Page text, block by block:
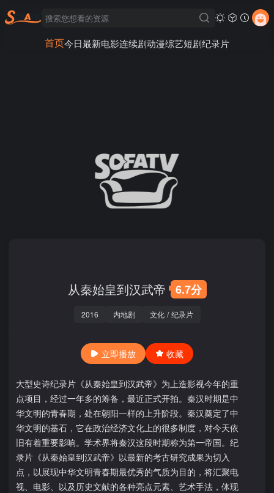
首页今日最新电影连续剧动漫综艺短剧纪录片
从秦始皇到汉武帝 6.7分
2016 内地剧 文化 / 纪录片
立即播放 收藏
大型史诗纪录片《从秦始皇到汉武帝》为上造影视今年的重
点项目，经过一年多的筹备，最近正式开拍。秦汉时期是中
华文明的青春期，处在朝阳一样的上升阶段。秦汉奠定了中
华文明的基石，它在政治经济文化上的很多制度，对今天依
旧有着重要影响。学术界将秦汉这段时期称为第一帝国。纪
录片《从秦始皇到汉武帝》以最新的考古研究成果为切入
点，以展现中华文明青春期最优秀的气质为目的，将汇聚电
视、电影、以及历史文献的各种亮点元素、艺术手法，体现